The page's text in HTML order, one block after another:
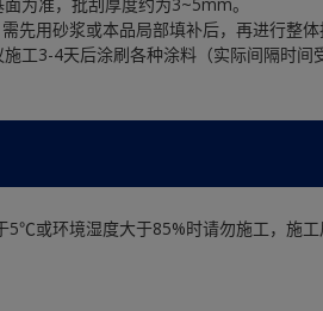
先用砂浆或本品局部填补后，再进行整
工3-4天后涂刷各种涂料（实际间隔时间
5℃或环境湿度大于85%时请勿施工，施